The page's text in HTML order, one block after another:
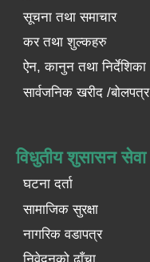
सूचना तथा समाचार
कर तथा शुल्कहरु
ऐन, कानुन तथा निर्देशिका
सार्वजनिक खरीद /बोलपत्र
विधुतीय शुसासन सेवा
घटना दर्ता
सामाजिक सुरक्षा
नागरिक वडापत्र